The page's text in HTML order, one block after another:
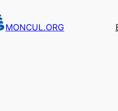
MONCUL.ORG